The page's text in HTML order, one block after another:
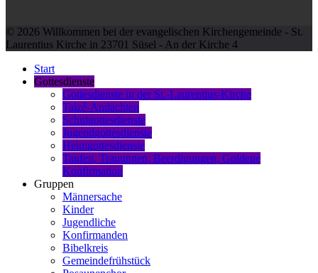
© 2026 Willkommen bei der evangelischen Kirchengemeinde - St.
Laurentius Kirche in 23701 Süsel - An der Kirche 4
Start
Gottesdienste
Gottesdienste in der St.-Laurentius-Kirche
Taizé-Andachten
Schulgottesdienste
Jugendgottesdienste
Heimgottesdienste
Taufen, Trauungen, Beerdigungen, Goldene
Konfirmation
Gruppen
Männersache
Kinder
Jugendliche
Konfirmanden
Bibelkreis
Gemeindefrühstück